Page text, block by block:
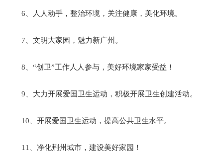
6、人人动手，整治环境，关注健康，美化环境。
7、文明大家园，魅力新广州。
8、“创卫”工作人人参与，美好环境家家受益！
9、大力开展爱国卫生运动，积极开展卫生创建活动。
10、开展爱国卫生运动，提高公共卫生水平。
11、净化荆州城市，建设美好家园！